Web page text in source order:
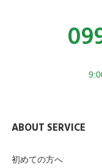
ABOUT SERVICE
初めての方へ